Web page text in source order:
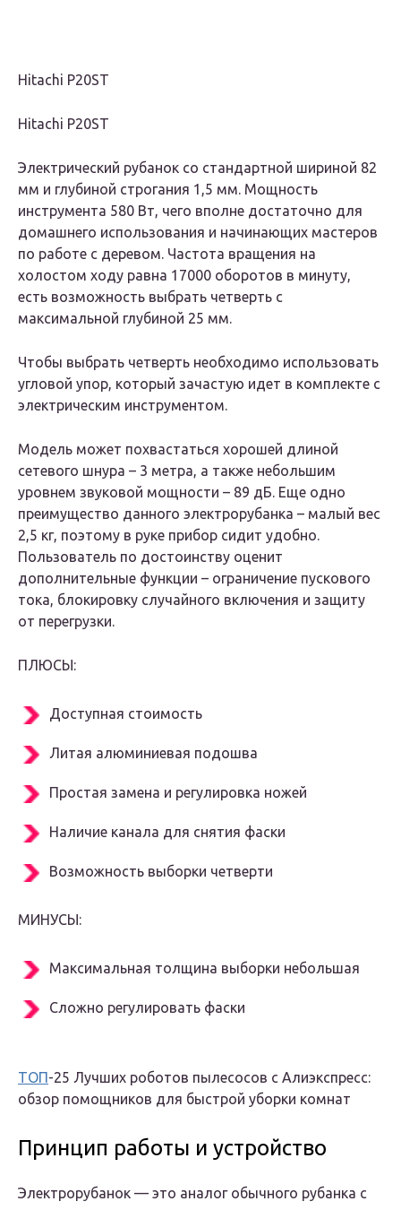
Hitachi P20ST
Hitachi P20ST
Электрический рубанок со стандартной шириной 82
мм и глубиной строгания 1,5 мм. Мощность
инструмента 580 Вт, чего вполне достаточно для
домашнего использования и начинающих мастеров
по работе с деревом. Частота вращения на
холостом ходу равна 17000 оборотов в минуту,
есть возможность выбрать четверть с
максимальной глубиной 25 мм.
Чтобы выбрать четверть необходимо использовать
угловой упор, который зачастую идет в комплекте с
электрическим инструментом.
Модель может похвастаться хорошей длиной
сетевого шнура – 3 метра, а также небольшим
уровнем звуковой мощности – 89 дБ. Еще одно
преимущество данного электрорубанка – малый вес
2,5 кг, поэтому в руке прибор сидит удобно.
Пользователь по достоинству оценит
дополнительные функции – ограничение пускового
тока, блокировку случайного включения и защиту
от перегрузки.
ПЛЮСЫ:
Доступная стоимость
Литая алюминиевая подошва
Простая замена и регулировка ножей
Наличие канала для снятия фаски
Возможность выборки четверти
МИНУСЫ:
Максимальная толщина выборки небольшая
Сложно регулировать фаски
ТОП -25 Лучших роботов пылесосов с Алиэкспресс:
обзор помощников для быстрой уборки комнат
Принцип работы и устройство
Электрорубанок — это аналог обычного рубанка с